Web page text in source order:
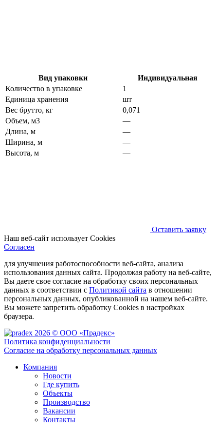
Вид упаковки
Индивидуальная
Количество в упаковке
1
Единица хранения
шт
Вес брутто, кг
0,071
Объем, м3
—
Длина, м
—
Ширина, м
—
Высота, м
—
Оставить заявку
Наш веб-сайт использует Cookies
Согласен
для улучшения работоспособности веб-сайта, анализа
использования данных сайта. Продолжая работу на веб-сайте,
Вы даете свое согласие на обработку своих персональных
данных в соответствии с Политикой сайта в отношении
персональных данных, опубликованной на нашем веб-сайте.
Вы можете запретить обработку Cookies в настройках
браузера.
2026 © ООО «Прадекс»
Политика конфиденциальности
Согласие на обработку персональных данных
Компания
Новости
Где купить
Объекты
Производство
Вакансии
Контакты